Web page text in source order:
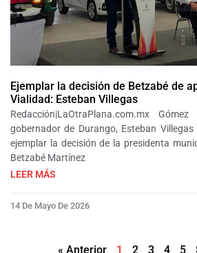
Ejemplar la decisión de Betzabé de
Vialidad: Esteban Villegas
Redacción|LaOtraPlana.com.mx
gobernador de Durango, Esteban
ejemplar la decisión de la presidenta
Betzabé Martínez
LEER MÁS
14 De Mayo De 2026
« Anterior 1 2 3 4 5